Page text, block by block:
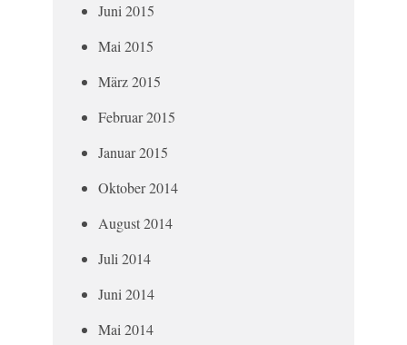
Juni 2015
Mai 2015
März 2015
Februar 2015
Januar 2015
Oktober 2014
August 2014
Juli 2014
Juni 2014
Mai 2014